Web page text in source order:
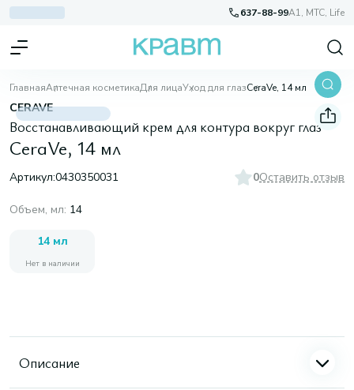
637-88-99A1, МТС, Life
ГлавнаяАптечная косметикаДля лицаУход для глазCeraVe, 14 мл
CERAVE
Восстанавливающий крем для контура вокруг глаз
CeraVe, 14 мл
Артикул:0430350031 0Оставить отзыв
Объем, мл: 14
14 мл
Нет в наличии
Описание